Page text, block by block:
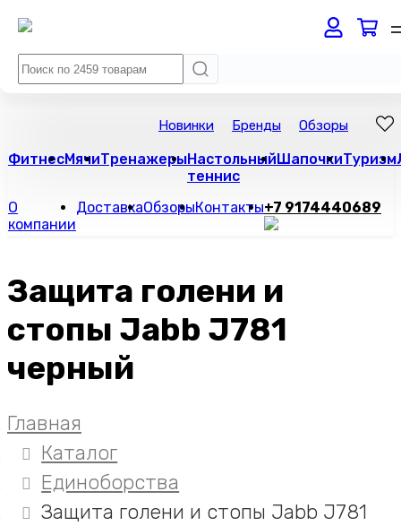
Новинки Бренды Обзоры
ФитнесМячиТренажерыНастольный
теннис
ШапочкиТуризм
О
компании
ДоставкаОбзорыКонтакты+7 9174440689
Защита голени и
стопы Jabb J781
черный
Главная
Каталог
Единоборства
Защита голени и стопы Jabb J781